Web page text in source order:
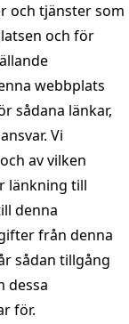
och tjänster som
och för
webbplats
sådana länkar,
Vi
av vilken
länkning till
denna
från denna
sådan tillgång
dessa
för.